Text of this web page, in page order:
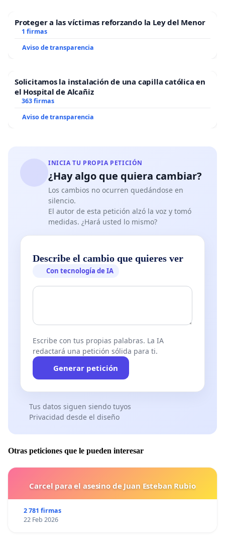
Proteger a las víctimas reforzando la Ley del Menor
1 firmas
Aviso de transparencia
Solicitamos la instalación de una capilla católica en
el Hospital de Alcañiz
363 firmas
Aviso de transparencia
INICIA TU PROPIA PETICIÓN
¿Hay algo que quiera cambiar?
Los cambios no ocurren quedándose en
silencio.
El autor de esta petición alzó la voz y tomó
medidas. ¿Hará usted lo mismo?
Describe el cambio que quieres ver
Con tecnología de IA
Escribe con tus propias palabras. La IA
redactará una petición sólida para ti.
Generar petición
Tus datos siguen siendo tuyos
Privacidad desde el diseño
Otras peticiones que le pueden interesar
Carcel para el asesino de Juan Esteban Rubio
2 781 firmas
22 Feb 2026